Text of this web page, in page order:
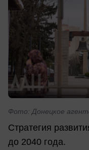
Фото: Донецкое
Стратегия
до 2040 года.